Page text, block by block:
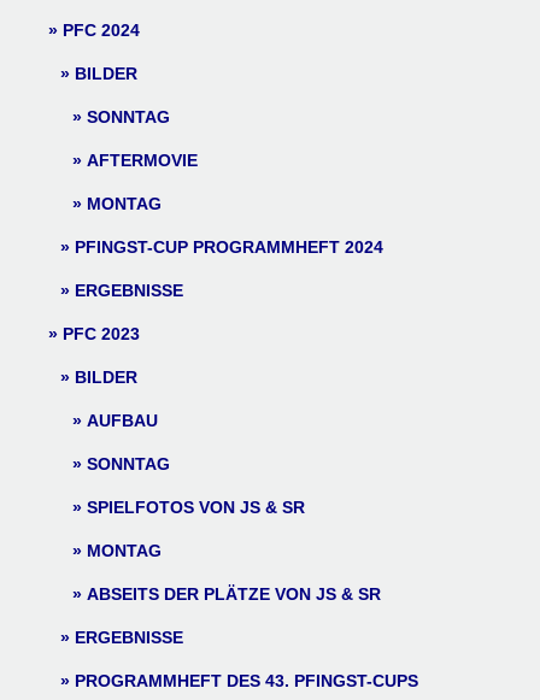
PFC 2024
BILDER
SONNTAG
AFTERMOVIE
MONTAG
PFINGST-CUP PROGRAMMHEFT 2024
ERGEBNISSE
PFC 2023
BILDER
AUFBAU
SONNTAG
SPIELFOTOS VON JS & SR
MONTAG
ABSEITS DER PLÄTZE VON JS & SR
ERGEBNISSE
PROGRAMMHEFT DES 43. PFINGST-CUPS